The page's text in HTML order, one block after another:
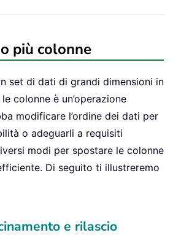
più colonne
set di dati di grandi dimensioni in
colonne è un’operazione
modificare l’ordine dei dati per
o adeguarli a requisiti
modi per spostare le colonne
Di seguito ti illustreremo
e rilascio